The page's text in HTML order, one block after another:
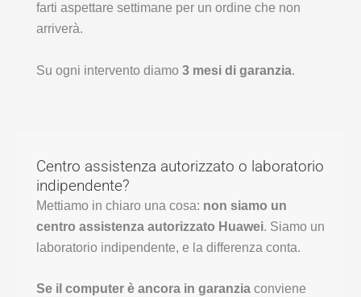
farti aspettare settimane per un ordine che non
arriverà.
Su ogni intervento diamo 3 mesi di garanzia.
Centro assistenza autorizzato o laboratorio
indipendente?
Mettiamo in chiaro una cosa: non siamo un
centro assistenza autorizzato Huawei. Siamo un
laboratorio indipendente, e la differenza conta.
Se il computer è ancora in garanzia conviene